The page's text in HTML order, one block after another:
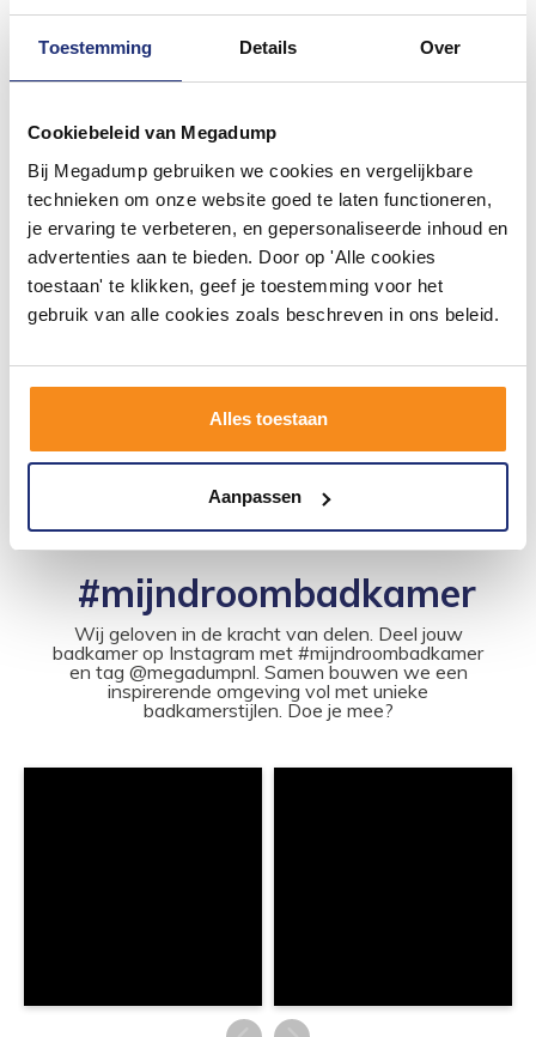
Toestemming Details Over
Cookiebeleid van Megadump
Bij Megadump gebruiken we cookies en vergelijkbare
technieken om onze website goed te laten functioneren,
je ervaring te verbeteren, en gepersonaliseerde inhoud en
advertenties aan te bieden. Door op 'Alle cookies
toestaan' te klikken, geef je toestemming voor het
gebruik van alle cookies zoals beschreven in ons beleid.
Alles toestaan
Aanpassen
Designspiegel Martens &
Meijer Athene Rond met
Frame en Indirecte LED
Verlichting 120 cm
Geborsteld Goud
7 werkdagen
2.245,93
1.856,14
Badkamerspiegel Aqua
Splash Mire Rechthoek
Inclusief LED Verlichting +
Scheerspiegel 140 cm
Vóór 14:00 besteld,
volgende werkdag in huis
359,00
#mijndroombadkamer
Wij geloven in de kracht van delen. Deel jouw
badkamer op Instagram met #mijndroombadkamer
en tag @megadumpnl. Samen bouwen we een
inspirerende omgeving vol met unieke
badkamerstijlen. Doe je mee?